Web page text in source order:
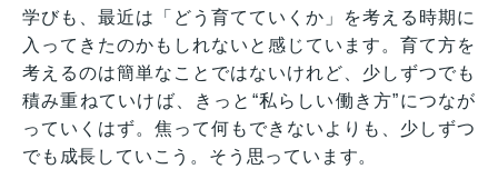
学びも、最近は「どう育てていくか」を考える時期に
入ってきたのかもしれないと感じています。育て方を
考えるのは簡単なことではないけれど、少しずつでも
積み重ねていけば、きっと“私らしい働き方”につなが
っていくはず。焦って何もできないよりも、少しずつ
でも成長していこう。そう思っています。